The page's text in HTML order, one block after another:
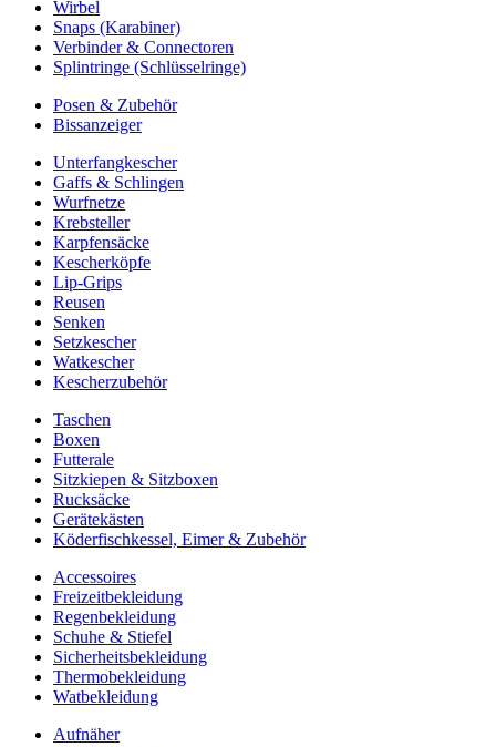
Wirbel
Snaps (Karabiner)
Verbinder & Connectoren
Splintringe (Schlüsselringe)
Posen & Zubehör
Bissanzeiger
Unterfangkescher
Gaffs & Schlingen
Wurfnetze
Krebsteller
Karpfensäcke
Kescherköpfe
Lip-Grips
Reusen
Senken
Setzkescher
Watkescher
Kescherzubehör
Taschen
Boxen
Futterale
Sitzkiepen & Sitzboxen
Rucksäcke
Gerätekästen
Köderfischkessel, Eimer & Zubehör
Accessoires
Freizeitbekleidung
Regenbekleidung
Schuhe & Stiefel
Sicherheitsbekleidung
Thermobekleidung
Watbekleidung
Aufnäher